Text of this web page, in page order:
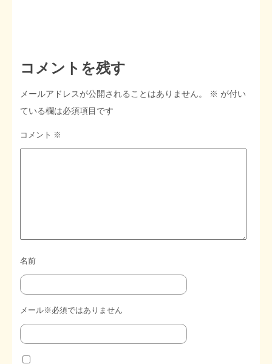
コメントを残す
メールアドレスが公開されることはありません。 ※ が付い
ている欄は必須項目です
コメント ※
名前
メール※必須ではありません